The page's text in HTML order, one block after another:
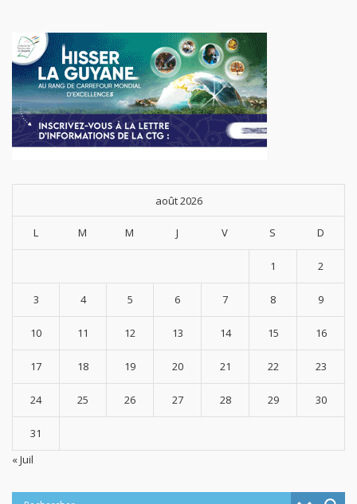
août 2026
L M M J V S D
1 2
3 4 5 6 7 8 9
10 11 12 13 14 15 16
17 18 19 20 21 22 23
24 25 26 27 28 29 30
31
« Juil